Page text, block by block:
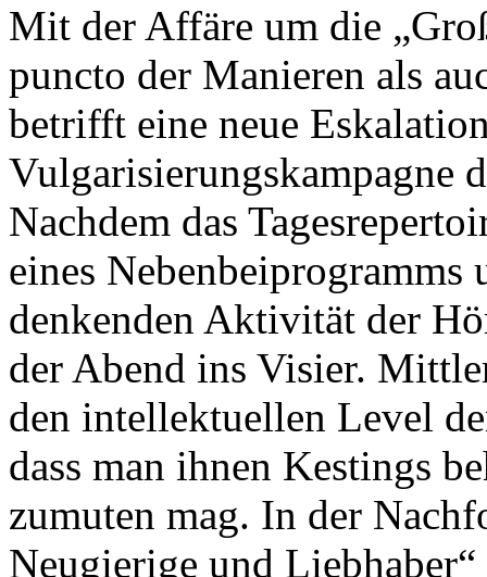
Mit der Affäre um die
puncto der Manieren als
betrifft eine neue
Vulgarisierungskampagne
Nachdem das
eines Nebenbeiprogramms
denkenden Aktivität der
der Abend ins Visier.
den intellektuellen Level
dass man ihnen Kestings
zumuten mag. In der
Neugierige und